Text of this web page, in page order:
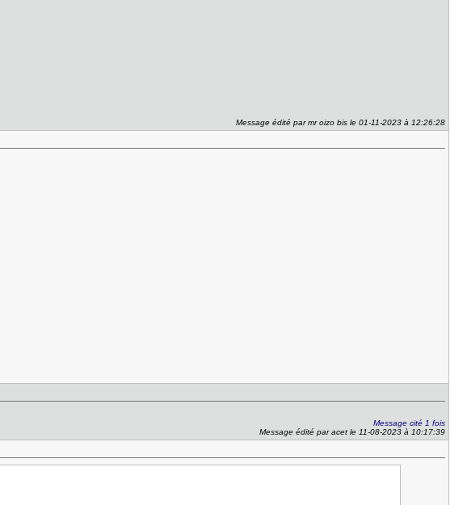
Message édité par mr oizo bis le 01-11-2023 à 12:26:28
Message cité 1 fois
Message édité par acet le 11-08-2023 à 10:17:39